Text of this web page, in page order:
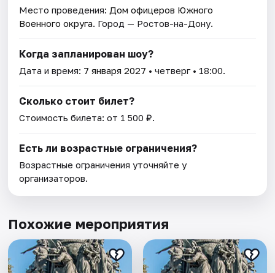
Место проведения: Дом офицеров Южного
Военного округа. Город — Ростов-на-Дону.
Когда запланирован шоу?
Дата и время: 7 января 2027 • четверг • 18:00.
Сколько стоит билет?
Стоимость билета: от 1 500 ₽.
Есть ли возрастные ограничения?
Возрастные ограничения уточняйте у
организаторов.
Похожие мероприятия